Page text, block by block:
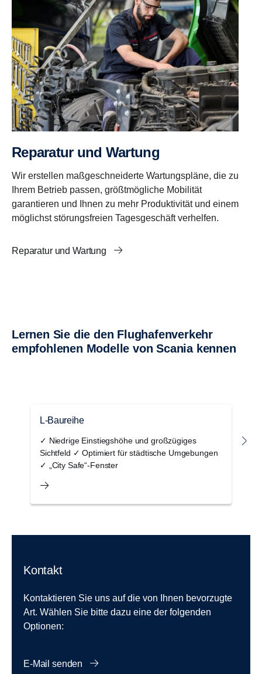
Reparatur und Wartung
Wir erstellen maßgeschneiderte Wartungspläne, die zu
Ihrem Betrieb passen, größtmögliche Mobilität
garantieren und Ihnen zu mehr Produktivität und einem
möglichst störungsfreien Tagesgeschäft verhelfen.
Reparatur und Wartung
Lernen Sie die den Flugha­fen­ver­kehr
empfoh­lenen Modelle von Scania kennen
L-Baureihe
✓ Niedrige Einstiegshöhe und großzügiges
Sichtfeld ✓ Optimiert für städtische Umgebungen
✓ „City Safe“-Fenster
Kontakt
Kontaktieren Sie uns auf die von Ihnen bevorzugte
Art. Wählen Sie bitte dazu eine der folgenden
Optionen:
E-Mail senden